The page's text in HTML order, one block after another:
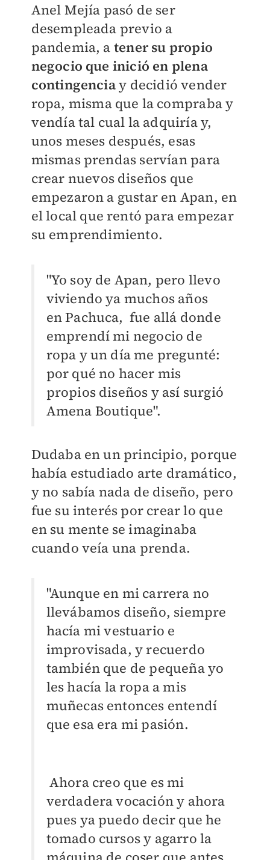
Anel Mejía pasó de ser
desempleada previo a
pandemia, a tener su propio
negocio que inició en plena
contingenciay decidió vender
ropa, misma que la compraba y
vendía tal cual la adquiría y,
unos meses después, esas
mismas prendas servían para
crear nuevos diseños que
empezaron a gustar en Apan, en
el local que rentó para empezar
su emprendimiento.
"Yo soy de Apan, pero llevo
viviendo ya muchos años
en Pachuca, fue allá donde
emprendí mi negocio de
ropa y un día me pregunté:
por qué no hacer mis
propios diseños y así surgió
Amena Boutique".
Dudaba en un principio, porque
había estudiado arte dramático,
y no sabía nada de diseño, pero
fue su interés por crear lo que
en su mente se imaginaba
cuando veía una prenda.
"Aunque en mi carrera no
llevábamos diseño, siempre
hacía mi vestuario e
improvisada, y recuerdo
también que de pequeña yo
les hacía la ropa a mis
muñecas entonces entendí
que esa era mi pasión.
Ahora creo que es mi
verdadera vocación y ahora
pues ya puedo decir que he
tomado cursos y agarro la